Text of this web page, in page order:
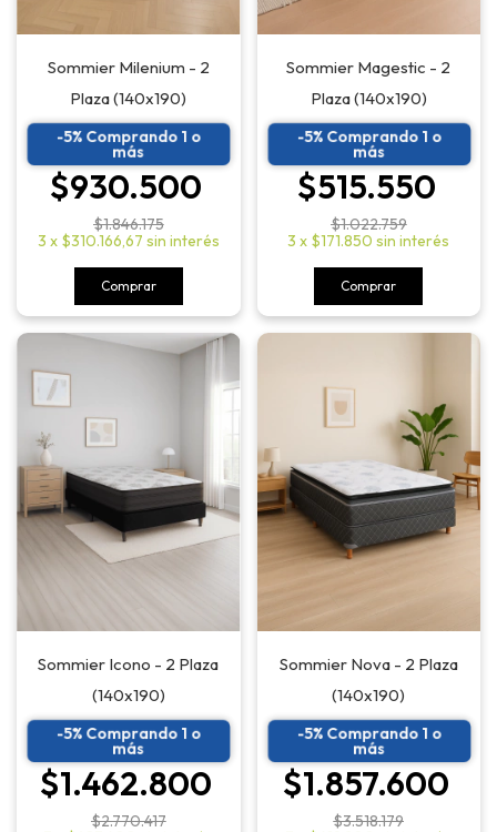
Sommier Milenium - 2
Plaza (140x190)
-5% Comprando 1 o
más
$930.500
$1.846.175
3 x $310.166,67 sin interés
Comprar
Sommier Magestic - 2
Plaza (140x190)
-5% Comprando 1 o
más
$515.550
$1.022.759
3 x $171.850 sin interés
Comprar
Sommier Icono - 2 Plaza
(140x190)
-5% Comprando 1 o
más
$1.462.800
$2.770.417
Sommier Nova - 2 Plaza
(140x190)
-5% Comprando 1 o
más
$1.857.600
$3.518.179